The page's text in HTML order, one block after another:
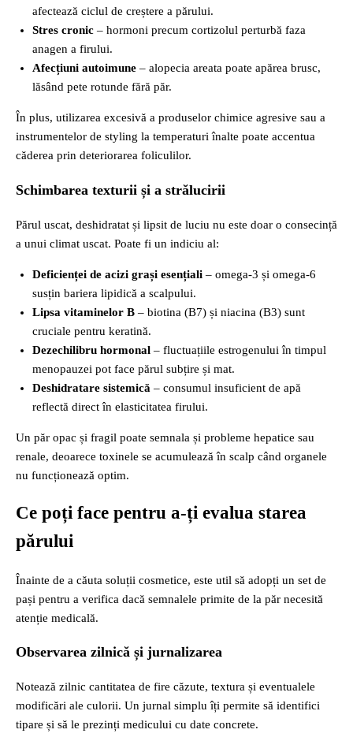
afectează ciclul de creștere a părului.
Stres cronic – hormoni precum cortizolul perturbă faza
anagen a firului.
Afecțiuni autoimune – alopecia areata poate apărea brusc,
lăsând pete rotunde fără păr.
În plus, utilizarea excesivă a produselor chimice agresive sau a
instrumentelor de styling la temperaturi înalte poate accentua
căderea prin deteriorarea foliculilor.
Schimbarea texturii și a strălucirii
Părul uscat, deshidratat și lipsit de luciu nu este doar o consecință
a unui climat uscat. Poate fi un indiciu al:
Deficienței de acizi grași esențiali – omega‑3 și omega‑6
susțin bariera lipidică a scalpului.
Lipsa vitaminelor B – biotina (B7) și niacina (B3) sunt
cruciale pentru keratină.
Dezechilibru hormonal – fluctuațiile estrogenului în timpul
menopauzei pot face părul subțire și mat.
Deshidratare sistemică – consumul insuficient de apă
reflectă direct în elasticitatea firului.
Un păr opac și fragil poate semnala și probleme hepatice sau
renale, deoarece toxinele se acumulează în scalp când organele
nu funcționează optim.
Ce poți face pentru a-ți evalua starea
părului
Înainte de a căuta soluții cosmetice, este util să adopți un set de
pași pentru a verifica dacă semnalele primite de la păr necesită
atenție medicală.
Observarea zilnică și jurnalizarea
Notează zilnic cantitatea de fire căzute, textura și eventualele
modificări ale culorii. Un jurnal simplu îți permite să identifici
tipare și să le prezinți medicului cu date concrete.